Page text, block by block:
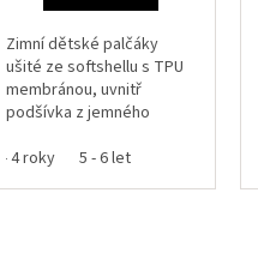
Zimní dětské palčáky
ušité ze softshellu s TPU
membránou, uvnitř
podšívka z jemného
který hřeje, zápěstní
3 - 4 roky 5 - 6 let